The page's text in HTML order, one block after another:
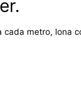
metro, lona